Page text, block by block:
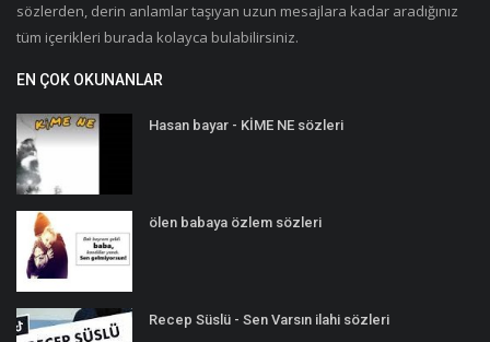
sözlerden, derin anlamlar taşıyan uzun mesajlara kadar aradığınız
tüm içerikleri burada kolayca bulabilirsiniz.
EN ÇOK OKUNANLAR
Hasan bayar - KİME NE sözleri
ölen babaya özlem sözleri
Recep Süslü - Sen Varsın ilahi sözleri